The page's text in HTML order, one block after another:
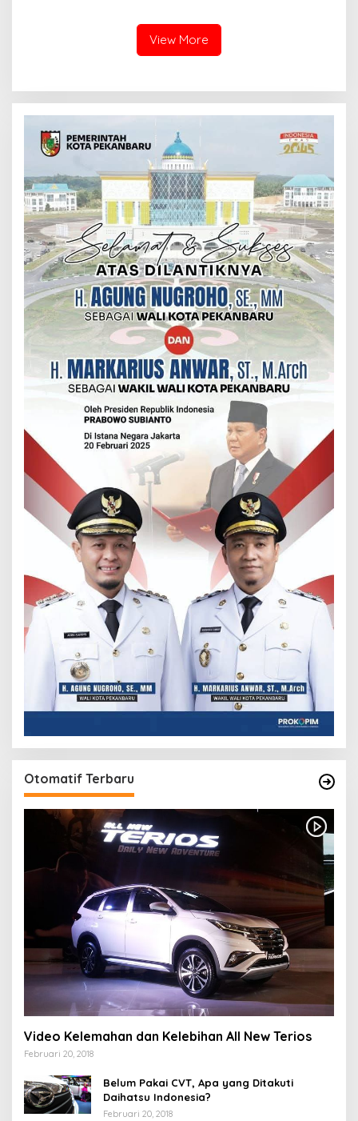
Deras
View More
Otomatif Terbaru
Video Kelemahan dan Kelebihan All New Terios
Februari 20, 2018
Belum Pakai CVT, Apa yang Ditakuti
Daihatsu Indonesia?
Februari 20, 2018